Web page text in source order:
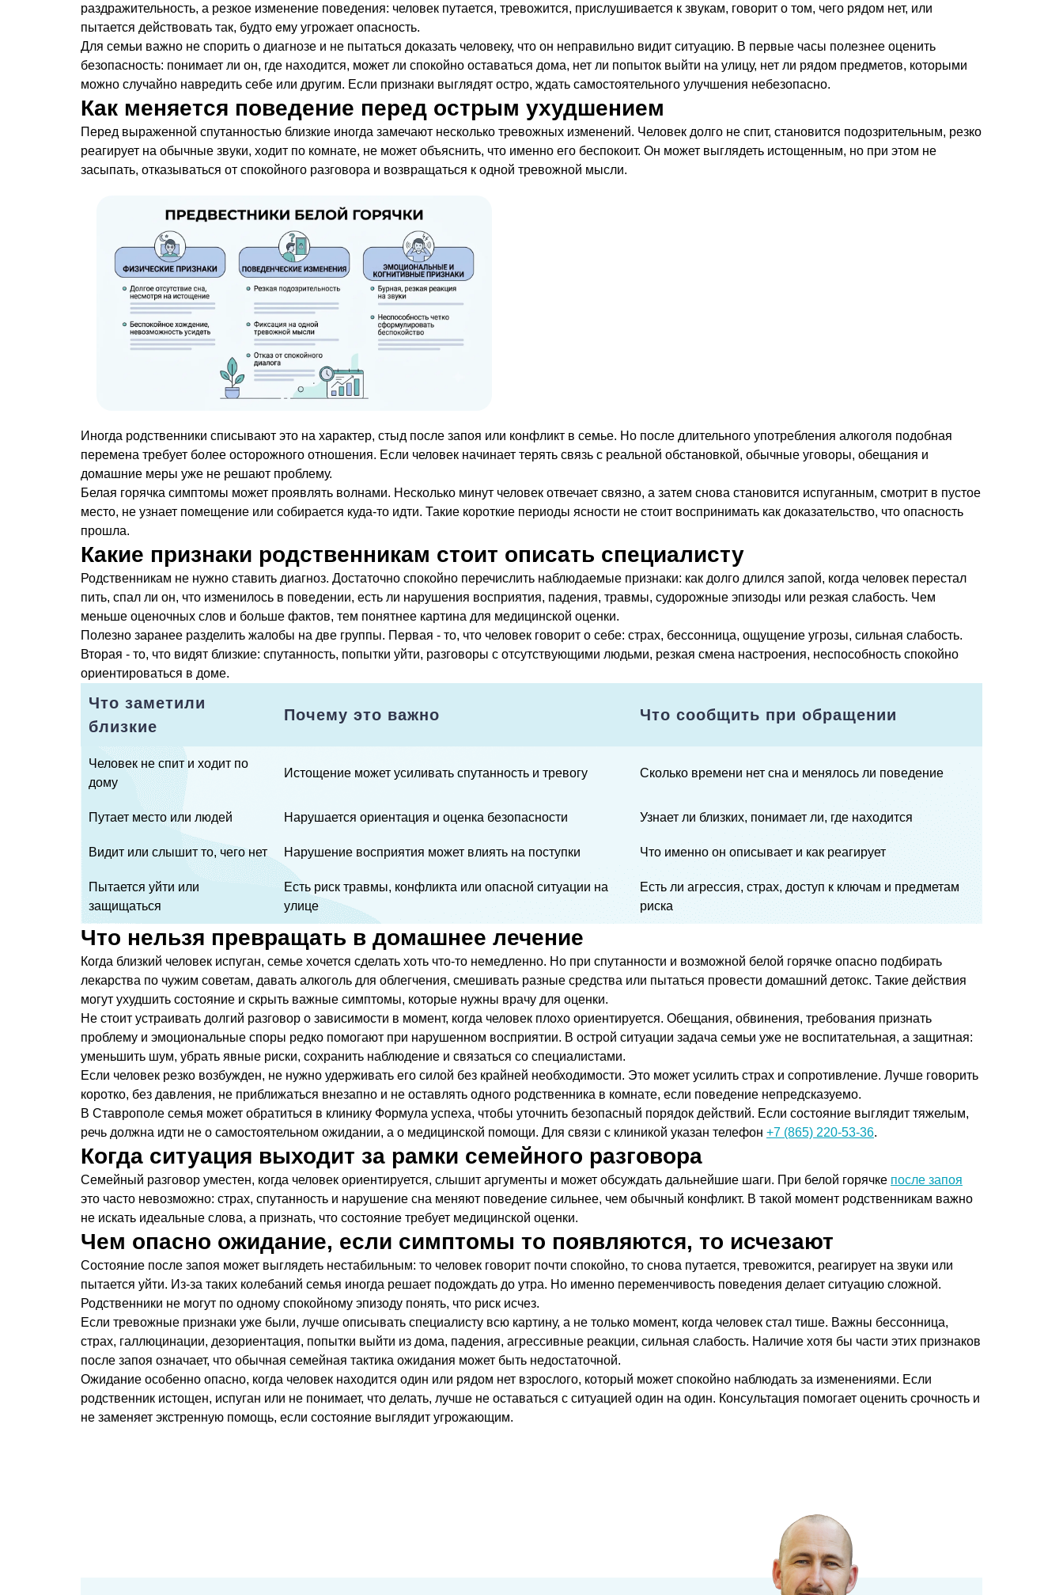
раздражительность, а резкое изменение поведения: человек путается, тревожится, прислушивается к звукам, говорит о том, чего рядом нет, или
пытается действовать так, будто ему угрожает опасность.
Для семьи важно не спорить о диагнозе и не пытаться доказать человеку, что он неправильно видит ситуацию. В первые часы полезнее оценить
безопасность: понимает ли он, где находится, может ли спокойно оставаться дома, нет ли попыток выйти на улицу, нет ли рядом предметов, которыми
можно случайно навредить себе или другим. Если признаки выглядят остро, ждать самостоятельного улучшения небезопасно.
Как меняется поведение перед острым ухудшением
Перед выраженной спутанностью близкие иногда замечают несколько тревожных изменений. Человек долго не спит, становится подозрительным, резко
реагирует на обычные звуки, ходит по комнате, не может объяснить, что именно его беспокоит. Он может выглядеть истощенным, но при этом не
засыпать, отказываться от спокойного разговора и возвращаться к одной тревожной мысли.
Иногда родственники списывают это на характер, стыд после запоя или конфликт в семье. Но после длительного употребления алкоголя подобная
перемена требует более осторожного отношения. Если человек начинает терять связь с реальной обстановкой, обычные уговоры, обещания и
домашние меры уже не решают проблему.
Белая горячка симптомы может проявлять волнами. Несколько минут человек отвечает связно, а затем снова становится испуганным, смотрит в пустое
место, не узнает помещение или собирается куда-то идти. Такие короткие периоды ясности не стоит воспринимать как доказательство, что опасность
прошла.
Какие признаки родственникам стоит описать специалисту
Родственникам не нужно ставить диагноз. Достаточно спокойно перечислить наблюдаемые признаки: как долго длился запой, когда человек перестал
пить, спал ли он, что изменилось в поведении, есть ли нарушения восприятия, падения, травмы, судорожные эпизоды или резкая слабость. Чем
меньше оценочных слов и больше фактов, тем понятнее картина для медицинской оценки.
Полезно заранее разделить жалобы на две группы. Первая - то, что человек говорит о себе: страх, бессонница, ощущение угрозы, сильная слабость.
Вторая - то, что видят близкие: спутанность, попытки уйти, разговоры с отсутствующими людьми, резкая смена настроения, неспособность спокойно
ориентироваться в доме.
Что заметили
близкие
Почему это важно Что сообщить при обращении
Человек не спит и ходит по
дому
Истощение может усиливать спутанность и тревогу Сколько времени нет сна и менялось ли поведение
Путает место или людей Нарушается ориентация и оценка безопасности Узнает ли близких, понимает ли, где находится
Видит или слышит то, чего нет Нарушение восприятия может влиять на поступки Что именно он описывает и как реагирует
Пытается уйти или
защищаться
Есть риск травмы, конфликта или опасной ситуации на
улице
Есть ли агрессия, страх, доступ к ключам и предметам
риска
Что нельзя превращать в домашнее лечение
Когда близкий человек испуган, семье хочется сделать хоть что-то немедленно. Но при спутанности и возможной белой горячке опасно подбирать
лекарства по чужим советам, давать алкоголь для облегчения, смешивать разные средства или пытаться провести домашний детокс. Такие действия
могут ухудшить состояние и скрыть важные симптомы, которые нужны врачу для оценки.
Не стоит устраивать долгий разговор о зависимости в момент, когда человек плохо ориентируется. Обещания, обвинения, требования признать
проблему и эмоциональные споры редко помогают при нарушенном восприятии. В острой ситуации задача семьи уже не воспитательная, а защитная:
уменьшить шум, убрать явные риски, сохранить наблюдение и связаться со специалистами.
Если человек резко возбужден, не нужно удерживать его силой без крайней необходимости. Это может усилить страх и сопротивление. Лучше говорить
коротко, без давления, не приближаться внезапно и не оставлять одного родственника в комнате, если поведение непредсказуемо.
В Ставрополе семья может обратиться в клинику Формула успеха, чтобы уточнить безопасный порядок действий. Если состояние выглядит тяжелым,
речь должна идти не о самостоятельном ожидании, а о медицинской помощи. Для связи с клиникой указан телефон +7 (865) 220-53-36.
Когда ситуация выходит за рамки семейного разговора
Семейный разговор уместен, когда человек ориентируется, слышит аргументы и может обсуждать дальнейшие шаги. При белой горячке после запоя
это часто невозможно: страх, спутанность и нарушение сна меняют поведение сильнее, чем обычный конфликт. В такой момент родственникам важно
не искать идеальные слова, а признать, что состояние требует медицинской оценки.
Чем опасно ожидание, если симптомы то появляются, то исчезают
Состояние после запоя может выглядеть нестабильным: то человек говорит почти спокойно, то снова путается, тревожится, реагирует на звуки или
пытается уйти. Из-за таких колебаний семья иногда решает подождать до утра. Но именно переменчивость поведения делает ситуацию сложной.
Родственники не могут по одному спокойному эпизоду понять, что риск исчез.
Если тревожные признаки уже были, лучше описывать специалисту всю картину, а не только момент, когда человек стал тише. Важны бессонница,
страх, галлюцинации, дезориентация, попытки выйти из дома, падения, агрессивные реакции, сильная слабость. Наличие хотя бы части этих признаков
после запоя означает, что обычная семейная тактика ожидания может быть недостаточной.
Ожидание особенно опасно, когда человек находится один или рядом нет взрослого, который может спокойно наблюдать за изменениями. Если
родственник истощен, испуган или не понимает, что делать, лучше не оставаться с ситуацией один на один. Консультация помогает оценить срочность и
не заменяет экстренную помощь, если состояние выглядит угрожающим.